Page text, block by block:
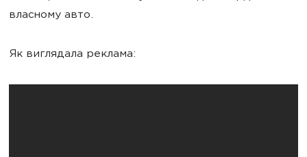
власному авто.
Як виглядала реклама: